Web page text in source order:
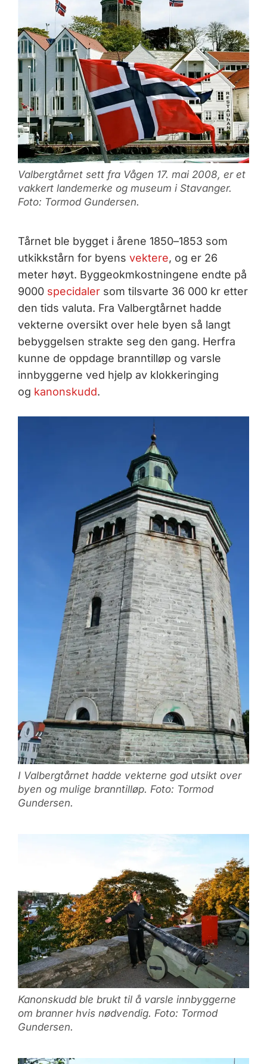
Valbergtårnet sett fra Vågen 17. mai 2008, er et
vakkert landemerke og museum i Stavanger.
Foto: Tormod Gundersen.
Tårnet ble bygget i årene 1850–1853 som
utkikkstårn for byens vektere, og er 26
meter høyt. Byggeokmkostningene endte på
9000 specidalersom tilsvarte 36 000 kr etter
den tids valuta. Fra Valbergtårnet hadde
vekterne oversikt over hele byen så langt
bebyggelsen strakte seg den gang. Herfra
kunne de oppdage branntilløp og varsle
innbyggerne ved hjelp av klokkeringing
og kanonskudd.
I Valbergtårnet hadde vekterne god utsikt over
byen og mulige branntilløp. Foto: Tormod
Gundersen.
Kanonskudd ble brukt til å varsle innbyggerne
om branner hvis nødvendig. Foto: Tormod
Gundersen.